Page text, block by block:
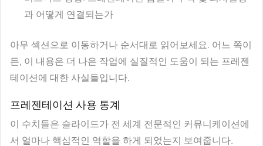
과 어떻게 연결되는가
아무 섹션으로 이동하거나 순서대로 읽어보세요. 어느 쪽이
든, 이 내용은 더 나은 작업에 실질적인 도움이 되는 프레젠
테이션에 대한 사실들입니다.
프레젠테이션 사용 통계
이 수치들은 슬라이드가 전 세계 전문적인 커뮤니케이션에
서 얼마나 핵심적인 역할을 하게 되었는지 보여줍니다.